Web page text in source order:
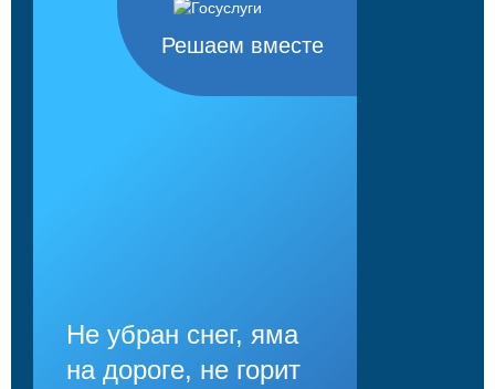
Решаем вместе
Не убран снег, яма
на дороге, не горит